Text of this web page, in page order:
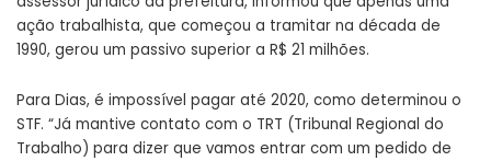
ação trabalhista, que começou a tramitar na década de
1990, gerou um passivo superior a R$ 21 milhões.
Para Dias, é impossível pagar até 2020, como determinou o
STF. “Já mantive contato com o TRT (Tribunal Regional do
Trabalho) para dizer que vamos entrar com um pedido de